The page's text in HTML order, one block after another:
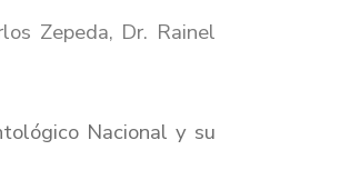
Zepeda, Dr. Rainel
Nacional y su